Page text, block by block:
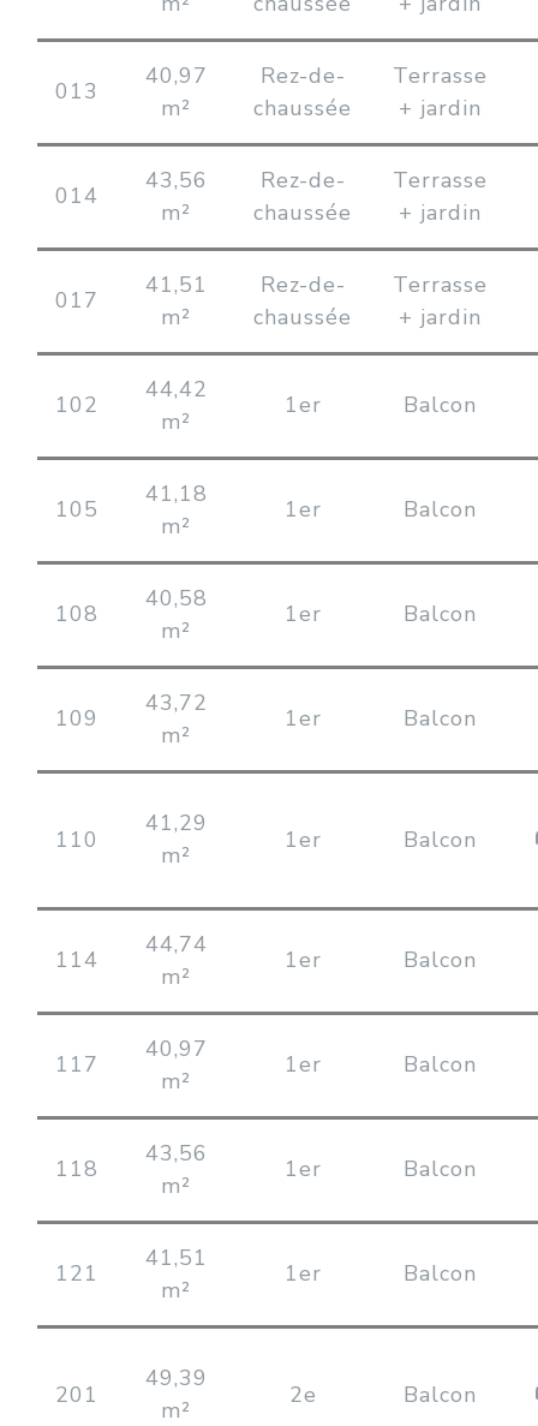
013
40,97
m²
Rez-de-
chaussée
Terrasse
+ jardin
014
43,56
m²
Rez-de-
chaussée
Terrasse
+ jardin
017
41,51
m²
Rez-de-
chaussée
Terrasse
+ jardin
102
44,42
m²
1er Balcon
105
41,18
m²
1er Balcon
108
40,58
m²
1er Balcon
109
43,72
m²
1er Balcon
110
41,29
m²
1er Balcon
114
44,74
m²
1er Balcon
117
40,97
m²
1er Balcon
118
43,56
m²
1er Balcon
121
41,51
m²
1er Balcon
201
49,39
m²
2e Balcon